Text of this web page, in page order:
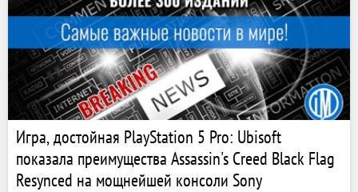
Игра, достойная PlayStation 5 Pro: Ubisoft
показала преимущества Assassin's Creed Black Flag
Resynced на мощнейшей консоли Sony